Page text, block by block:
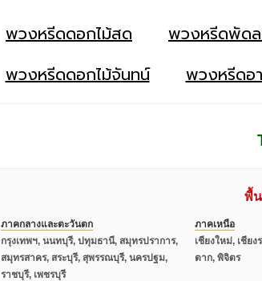
พวงหรีดดอกไม้สด พวงหรีดพัด
พวงหรีดดอกไม้จันทน์
พวงหรีดอ
พื้
ภาคกลางและตะวันตก
กรุงเทพฯ, นนทบุรี, ปทุมธานี, สมุทรปราการ,
สมุทรสาคร, สระบุรี, สุพรรณบุรี, นครปฐม,
ราชบุรี, เพชรบุรี
ภาคเหนือ
เชียงใหม่, เชีย
ตาก, พิจิตร